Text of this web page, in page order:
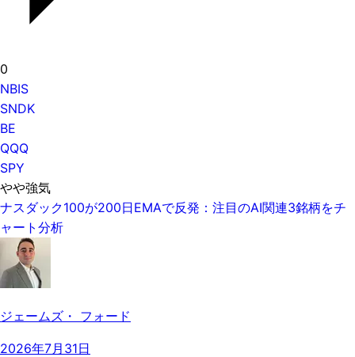
0
NBIS
SNDK
BE
QQQ
SPY
やや強気
ナスダック100が200日EMAで反発：注目のAI関連3銘柄をチ
ャート分析
ジェームズ・ フォード
2026年7月31日